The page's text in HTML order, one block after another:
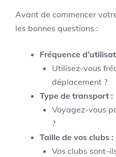
Avant de commencer
les bonnes questions :
Fréquence
Utilisez-vous
déplacement ?
Type de transport :
Voyagez-vous
?
Taille de vos clubs :
Vos clubs sont-